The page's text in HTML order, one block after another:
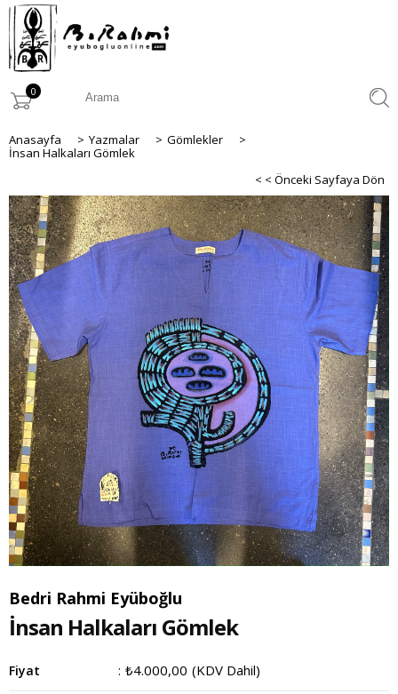
0
Anasayfa > Yazmalar > Gömlekler
>
İnsan Halkaları Gömlek
< < Önceki Sayfaya Dön
Bedri Rahmi Eyüboğlu
İnsan Halkaları Gömlek
Fiyat : ₺4.000,00 (KDV Dahil)